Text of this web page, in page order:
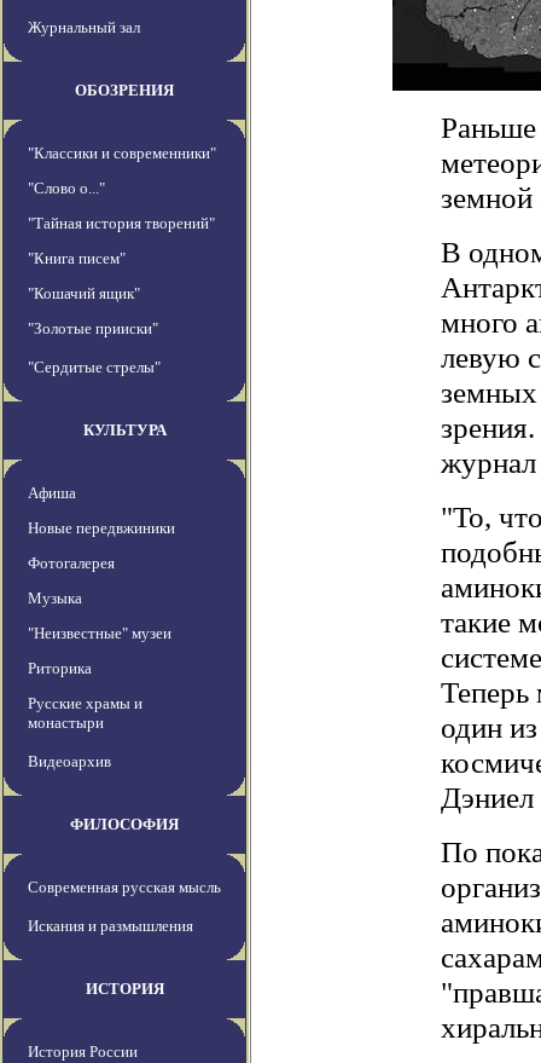
Журнальный зал
ОБОЗРЕНИЯ
"Классики и современники"
"Слово о..."
"Тайная история творений"
"Книга писем"
"Кошачий ящик"
"Золотые прииски"
"Сердитые стрелы"
КУЛЬТУРА
Афиша
Новые передвжиники
Фотогалерея
Музыка
"Неизвестные" музеи
Риторика
Русские храмы и
монастыри
Видеоархив
ФИЛОСОФИЯ
Современная русская мысль
Искания и размышления
ИСТОРИЯ
История России
Раньше
земной
В
много
левую
журнал
"То,
такие
Теперь
один
Дэниел
По